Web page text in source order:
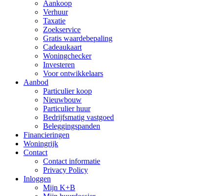
Aankoop
Verhuur
Taxatie
Zoekservice
Gratis waardebepaling
Cadeaukaart
Woningchecker
Investeren
Voor ontwikkelaars
Aanbod
Particulier koop
Nieuwbouw
Particulier huur
Bedrijfsmatig vastgoed
Beleggingspanden
Financieringen
Woningrijk
Contact
Contact informatie
Privacy Policy
Inloggen
Mijn K+B